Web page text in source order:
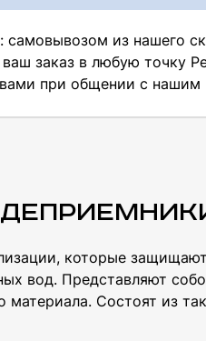
из нашего
заказ в любую точку
вами при общении с
которые
вод. Представляют
материала. Состоят из